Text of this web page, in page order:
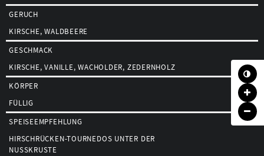
GERUCH
KIRSCHE, WALDBEERE
GESCHMACK
KIRSCHE, VANILLE, WACHOLDER, ZEDERNHOLZ
KÖRPER
FÜLLIG
SPEISEEMPFEHLUNG
HIRSCHRÜCKEN-TOURNEDOS UNTER DER
NUSSKRUSTE